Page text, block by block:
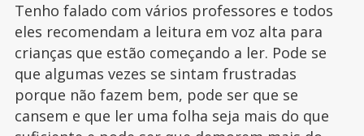
Tenho falado com vários professores e todos
eles recomendam a leitura em voz alta para
crianças que estão começando a ler. Pode se
que algumas vezes se sintam frustradas
porque não fazem bem, pode ser que se
cansem e que ler uma folha seja mais do que